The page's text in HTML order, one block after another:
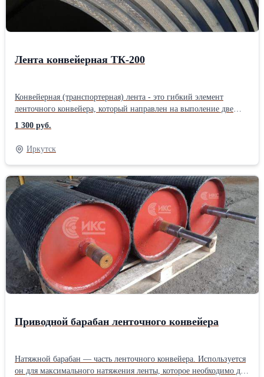
Лента конвейерная ТК-200
Конвейерная (транспортерная) лента - это гибкий элемент
ленточного конвейера, который направлен на выполение две
функции: грузонесущую и тяговую. Конвейерная лента
представляет собой прорезиненную ленту на тканевой или
тросовой основе. Конвейерная лента предназначена для
перемещения груза в горизонтальном, вертикальном и
наклонном направлениях.Производитель: Собственное
производство Тип по назначению: Общего назначения
Материал: Резинотканевая
1 300 руб.
Иркутск
Приводной барабан ленточного конвейера
Натяжной барабан — часть ленточного конвейера. Используется
он для максимального натяжения ленты, которое необходимо для